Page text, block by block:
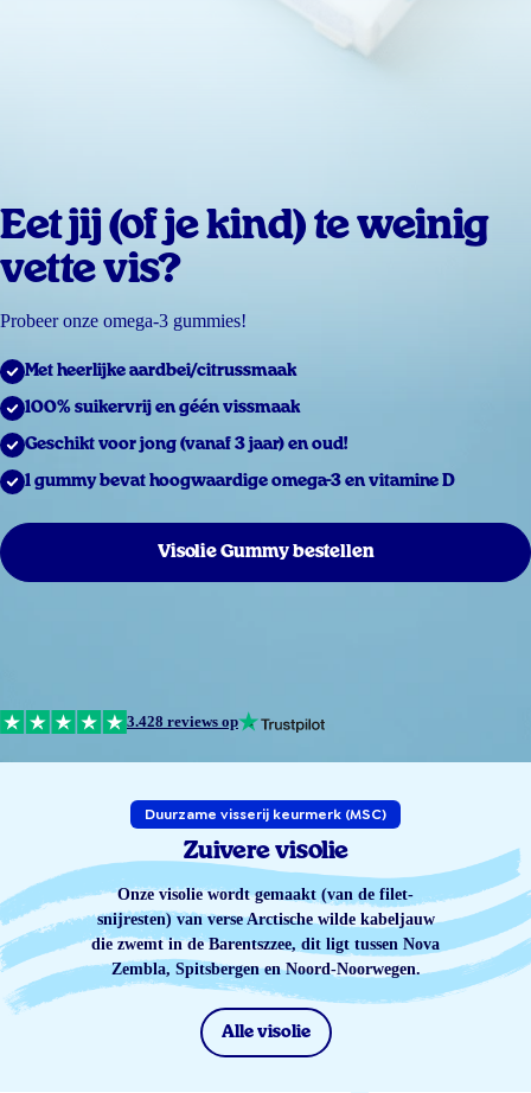
Eet jij (of je kind) te weinig
vette vis?
Probeer onze omega-3 gummies!
Met heerlijke aardbei/citrussmaak
100% suikervrij en géén vissmaak
Geschikt voor jong (vanaf 3 jaar) en oud!
1 gummy bevat hoogwaardige omega-3 en vitamine D
Visolie Gummy bestellen
3.428 reviews op
Duurzame visserij keurmerk (MSC)
Zuivere visolie
Onze visolie wordt gemaakt (van de filet-
snijresten) van verse Arctische wilde kabeljauw
die zwemt in de Barentszzee, dit ligt tussen Nova
Zembla, Spitsbergen en Noord-Noorwegen.
Alle visolie